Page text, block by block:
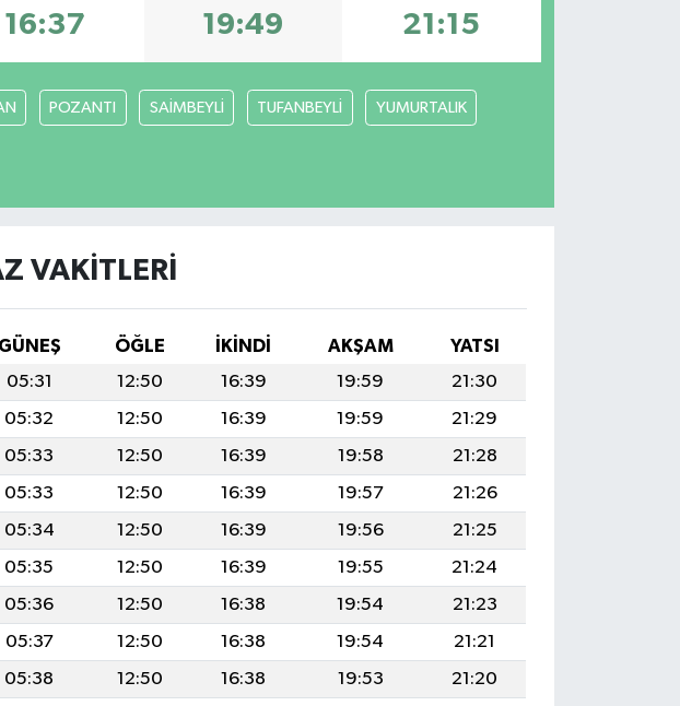
16:37 19:49 21:15
POZANTI SAİMBEYLİ TUFANBEYLİ YUMURTALIK
VAKITLERI
GÜNEŞ ÖĞLE İKINDI AKŞAM
YATSI
05:31 12:50 16:39 19:59
21:30
05:32 12:50 16:39 19:59
21:29
05:33 12:50 16:39 19:58
21:28
05:33 12:50 16:39 19:57
21:26
05:34 12:50 16:39 19:56
21:25
05:35 12:50 16:39 19:55
21:24
05:36 12:50 16:38 19:54
21:23
05:37 12:50 16:38 19:54
21:21
05:38 12:50 16:38 19:53
21:20